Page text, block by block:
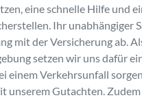
eine schnelle Hilfe und
Ihr unabhängiger
mit der Versicherung ab.
setzen wir uns dafür
einem Verkehrsunfall
unserem Gutachten.